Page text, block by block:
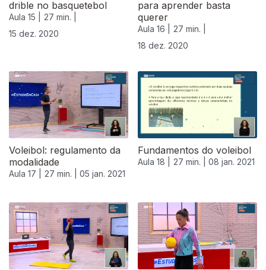
drible no basquetebol
Aula 15 |
27 min. |
15 dez. 2020
para aprender basta
querer
Aula 16 |
27 min. |
18 dez. 2020
Voleibol: regulamento da
modalidade
Aula 17 | 27 min. | 05 jan. 2021
Fundamentos do voleibol
Aula 18 | 27 min. | 08 jan. 2021